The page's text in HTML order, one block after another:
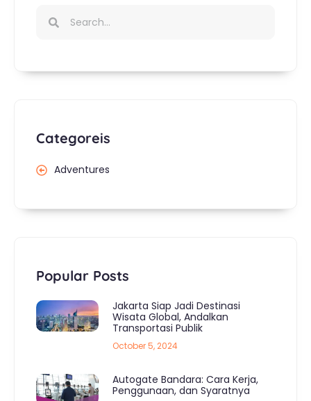
Categoreis
Adventures
Popular Posts
Jakarta Siap Jadi Destinasi
Wisata Global, Andalkan
Transportasi Publik
October 5, 2024
Autogate Bandara: Cara Kerja,
Penggunaan, dan Syaratnya